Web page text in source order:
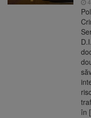
Tristan Tate cer
Se
medic specialist.
aceeași oră și același
Se
capsulele de cafea și
folosință. Noul
în